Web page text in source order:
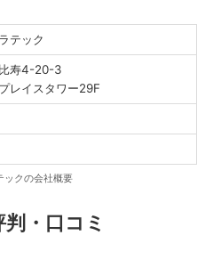
テック
寿4-20-3
レイスタワー29F
ックの会社概要
・口コミ